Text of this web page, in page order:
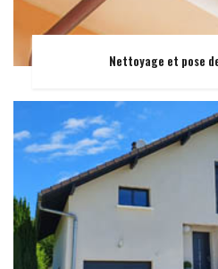
Nettoyage et pose